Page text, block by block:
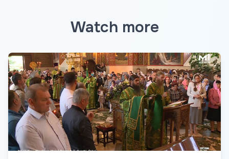
Watch more